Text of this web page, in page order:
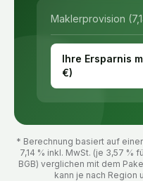
Maklerprovision
Ihre Ersparnis
€)
* Berechnung basiert auf
7,14 % inkl. MwSt. (je 3,57 %
BGB) verglichen mit dem
kann je nach Region